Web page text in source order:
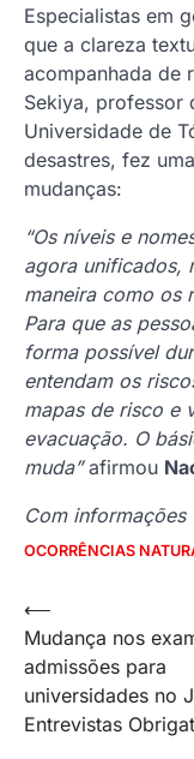
Especialistas em
que a clareza
acompanhada de
Sekiya, professor
Universidade de
desastres, fez
mudanças:
“Os níveis e
agora unificados,
maneira como os
Para que as
forma possível
entendam os
mapas de risco e
evacuação. O
muda”afirmou
Com informações
OCORRÊNCIAS
Navegação
de
Post
⟵
Mudança nos
admissões para
universidades no
Entrevistas